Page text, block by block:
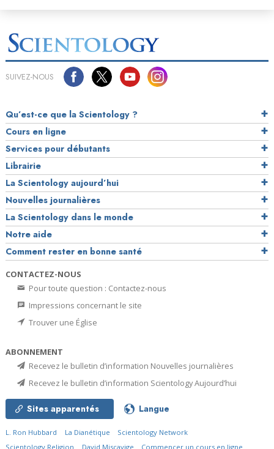
SUIVEZ-NOUS
Qu’est-ce que la Scientology ?
Cours en ligne
Services pour débutants
Librairie
La Scientology aujourd’hui
Nouvelles journalières
La Scientology dans le monde
Notre aide
Comment rester en bonne santé
CONTACTEZ-NOUS
Pour toute question : Contactez-nous
Impressions concernant le site
Trouver une Église
ABONNEMENT
Recevez le bulletin d’information Nouvelles journalières
Recevez le bulletin d’information Scientology Aujourd’hui
Sites apparentés Langue
L. Ron Hubbard La Dianétique
Scientology Network
Scientology Religion
David Miscavige Commencer un cours en ligne